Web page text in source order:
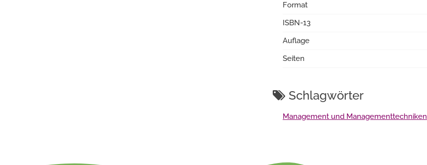
Format
ISBN-13
Auflage
Seiten
Schlagwörter
Management und Managementtechniken